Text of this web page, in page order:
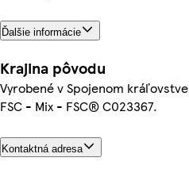
Ďalšie informácie
Krajina pôvodu
Vyrobené v Spojenom kráľovstve
FSC - Mix - FSC® C023367.
Kontaktná adresa